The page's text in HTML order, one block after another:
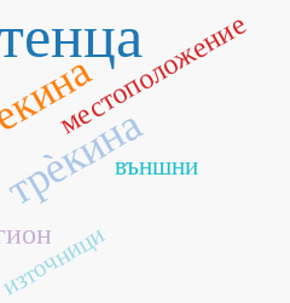
трѐкина
местоположение
външни